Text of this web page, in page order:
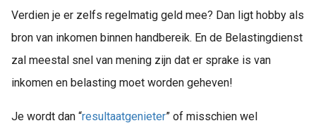
Verdien je er zelfs regelmatig geld mee? Dan ligt hobby als
bron van inkomen binnen handbereik. En de Belastingdienst
zal meestal snel van mening zijn dat er sprake is van
inkomen en belasting moet worden geheven!
Je wordt dan “resultaatgenieter” of misschien wel